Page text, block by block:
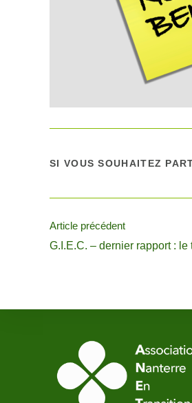
SI VOUS SOUHAITEZ
Article précédent
G.I.E.C. – dernier rapport :